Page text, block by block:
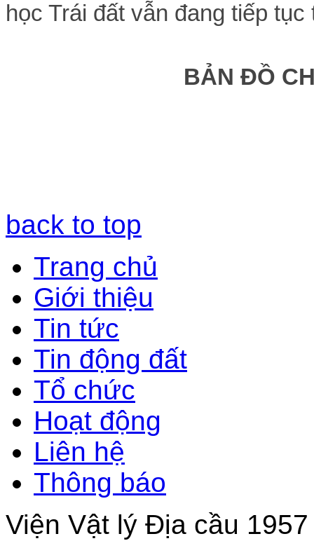
học Trái đất vẫn đang tiếp
BẢN ĐỒ
back to top
Trang chủ
Giới thiệu
Tin tức
Tin động đất
Tổ chức
Hoạt động
Liên hệ
Thông báo
Viện Vật lý Địa cầu